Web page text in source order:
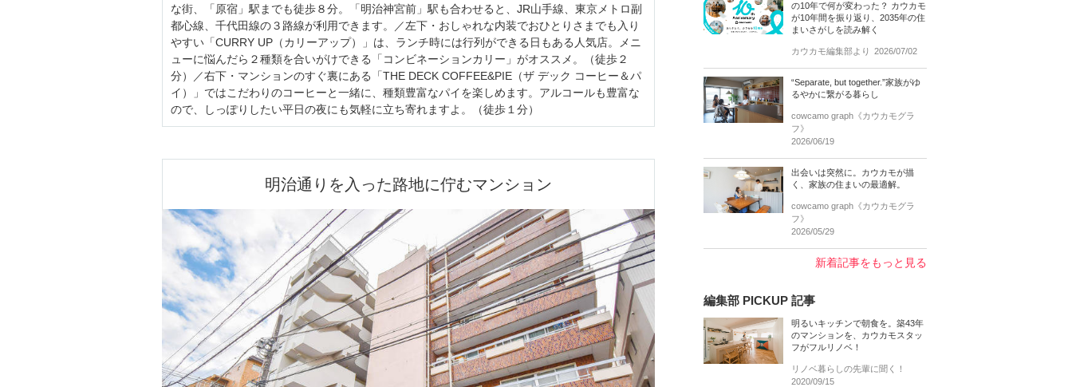
な街、「原宿」駅までも徒歩８分。「明治神宮前」駅も合わせると、JR山手線、東京メトロ副
都心線、千代田線の３路線が利用できます。／左下・おしゃれな内装でおひとりさまでも入り
やすい「CURRY UP（カリーアップ）」は、ランチ時には行列ができる日もある人気店。メニ
ューに悩んだら２種類を合いがけできる「コンビネーションカリー」がオススメ。（徒歩２
分）／右下・マンションのすぐ裏にある「THE DECK COFFEE&PIE（ザ デック コーヒー＆パ
イ）」ではこだわりのコーヒーと一緒に、種類豊富なパイを楽しめます。アルコールも豊富な
ので、しっぽりしたい平日の夜にも気軽に立ち寄れますよ。（徒歩１分）
明治通りを入った路地に佇むマンション
の10年で何が変わった？ カウカモ
が10年間を振り返り、2035年の住
まいさがしを読み解く
カウカモ編集部より 2026/07/02
“Separate, but together.”家族がゆ
るやかに繋がる暮らし
cowcamo graph《カウカモグラ
フ》
2026/06/19
出会いは突然に。カウカモが描
く、家族の住まいの最適解。
cowcamo graph《カウカモグラ
フ》
2026/05/29
新着記事をもっと見る
編集部 PICKUP 記事
明るいキッチンで朝食を。築43年
のマンションを、カウカモスタッ
フがフルリノベ！
リノベ暮らしの先輩に聞く！
2020/09/15